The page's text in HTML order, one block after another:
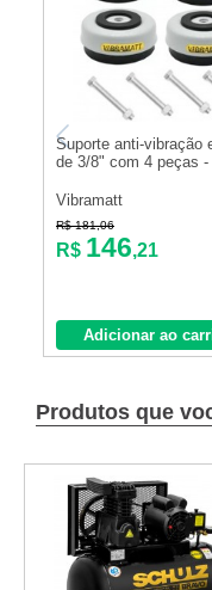
Suporte anti-vibração
de 3/8" com 4 peças -
Vibramatt
R$ 181,06
R$ 146,21
Adicionar ao
Produtos que